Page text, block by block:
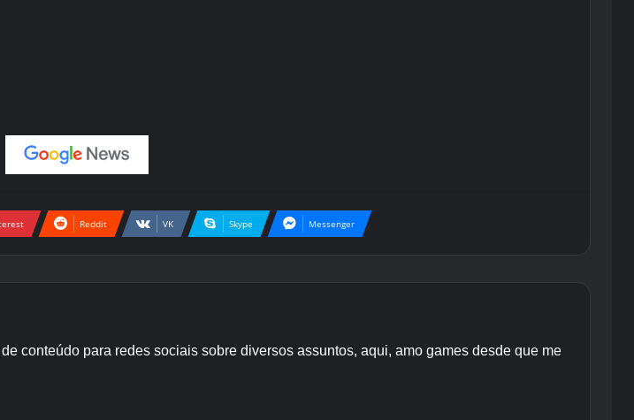
Reddit VK Skype Messenger
conteúdo para redes sociais sobre diversos assuntos, aqui, amo games desde que me